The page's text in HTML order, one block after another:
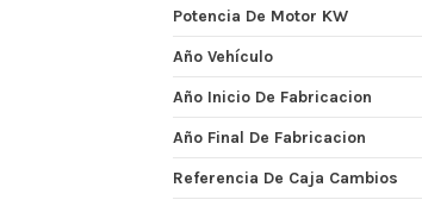
Potencia De Motor KW
Año Vehículo
Año Inicio De Fabricacion
Año Final De Fabricacion
Referencia De Caja Cambios